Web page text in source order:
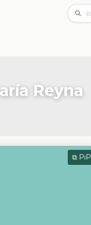
Reyna
⧉ PiP